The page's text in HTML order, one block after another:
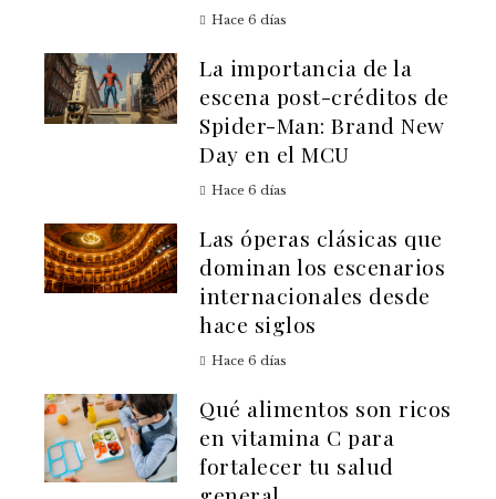
Hace 6 días
La importancia de la
escena post-créditos de
Spider-Man: Brand New
Day en el MCU
Hace 6 días
Las óperas clásicas que
dominan los escenarios
internacionales desde
hace siglos
Hace 6 días
Qué alimentos son ricos
en vitamina C para
fortalecer tu salud